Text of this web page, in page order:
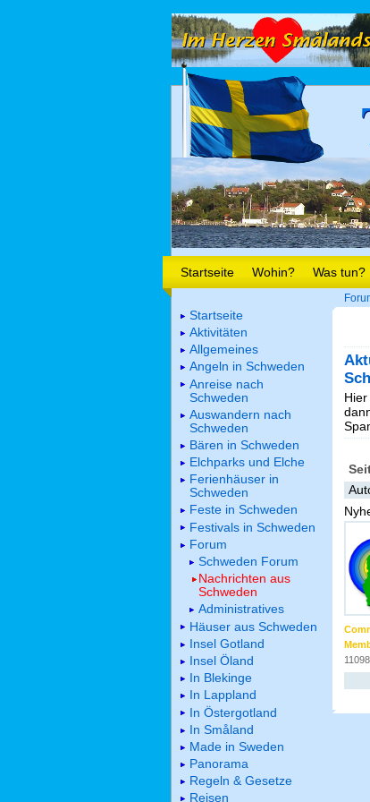
Startseite Wohin? Was tun?
Startseite
Aktivitäten
Allgemeines
Angeln in Schweden
Anreise nach
Schweden
Auswandern nach
Schweden
Bären in Schweden
Elchparks und Elche
Ferienhäuser in
Schweden
Feste in Schweden
Festivals in Schweden
Forum
Schweden Forum
Nachrichten aus
Schweden
Administratives
Häuser aus Schweden
Insel Gotland
Insel Öland
In Blekinge
In Lappland
In Östergotland
In Småland
Made in Sweden
Panorama
Regeln & Gesetze
Reisen